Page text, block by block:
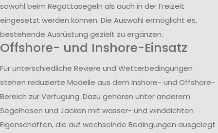
sowohl beim Regattasegeln als auch in der Freizeit
eingesetzt werden können. Die Auswahl ermöglicht es,
bestehende Ausrüstung gezielt zu ergänzen.
Offshore- und Inshore-Einsatz
Für unterschiedliche Reviere und Wetterbedingungen
stehen reduzierte Modelle aus dem Inshore- und Offshore-
Bereich zur Verfügung. Dazu gehören unter anderem
Segelhosen und Jacken mit wasser- und winddichten
Eigenschaften, die auf wechselnde Bedingungen ausgelegt